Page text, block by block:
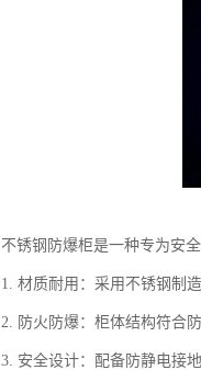
不锈钢防爆柜是一种专为安
1. 材质耐用：采用不锈钢制
2. 防火防爆：柜体结构符合
3. 安全设计：配备防静电接